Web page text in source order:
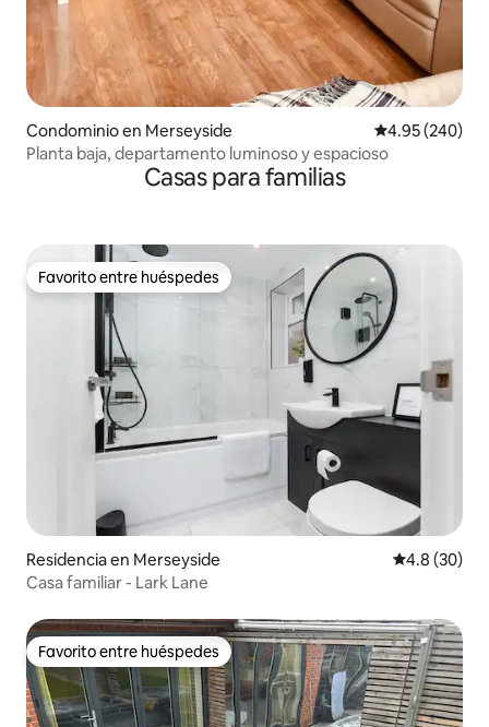
Condominio en Merseyside Calificación
4.95 (240)
Planta baja, departamento luminoso y espacioso
Casas para familias
Favorito entre huéspedes
Favorito entre huéspedes
Residencia en Merseyside Calificación
4.8 (30)
Casa familiar - Lark Lane
Favorito entre huéspedes
Favorito entre huéspedes